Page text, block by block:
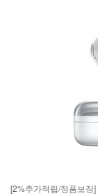
[2%추가적립/정품보장]